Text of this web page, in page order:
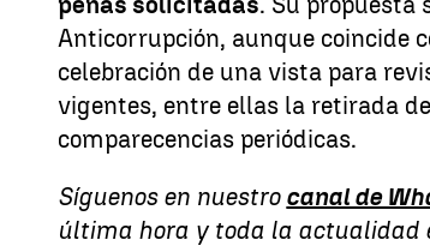
Anticorrupción, aunque coincide
celebración de una vista para
vigentes, entre ellas la retirada
comparecencias periódicas.
Síguenos en nuestro canal de
última hora y toda la actualidad